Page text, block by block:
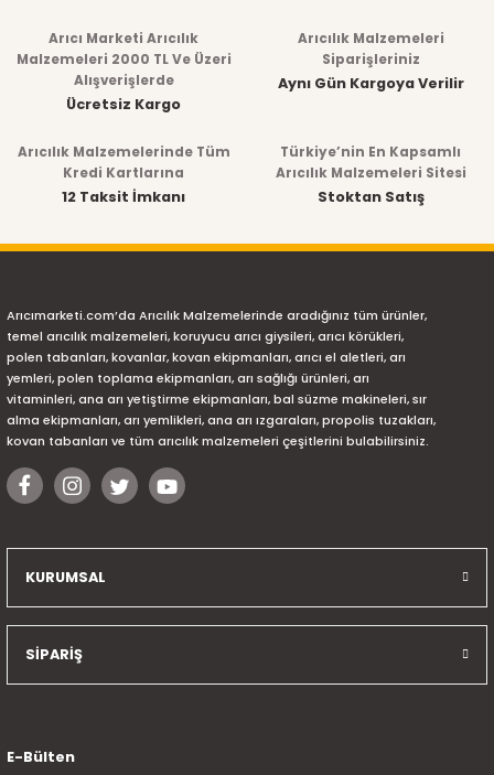
Arıcı Marketi Arıcılık
Malzemeleri 2000 TL Ve Üzeri
Alışverişlerde
Ücretsiz Kargo
Arıcılık Malzemeleri
Siparişleriniz
Aynı Gün Kargoya Verilir
Arıcılık Malzemelerinde Tüm
Kredi Kartlarına
12 Taksit İmkanı
Türkiye’nin En Kapsamlı
Arıcılık Malzemeleri Sitesi
Stoktan Satış
Arıcımarketi.com’da Arıcılık Malzemelerinde aradığınız tüm ürünler,
temel arıcılık malzemeleri, koruyucu arıcı giysileri, arıcı körükleri,
polen tabanları, kovanlar, kovan ekipmanları, arıcı el aletleri, arı
yemleri, polen toplama ekipmanları, arı sağlığı ürünleri, arı
vitaminleri, ana arı yetiştirme ekipmanları, bal süzme makineleri, sır
alma ekipmanları, arı yemlikleri, ana arı ızgaraları, propolis tuzakları,
kovan tabanları ve tüm arıcılık malzemeleri çeşitlerini bulabilirsiniz.
KURUMSAL
SİPARİŞ
E-Bülten